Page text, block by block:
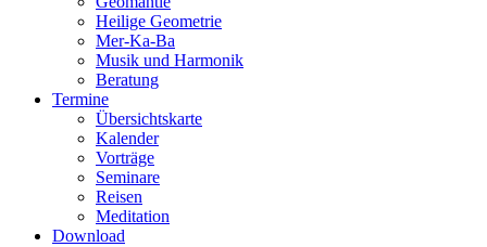
Heilige Geometrie
Mer-Ka-Ba
Musik und Harmonik
Beratung
Termine
Übersichtskarte
Kalender
Vorträge
Seminare
Reisen
Meditation
Download